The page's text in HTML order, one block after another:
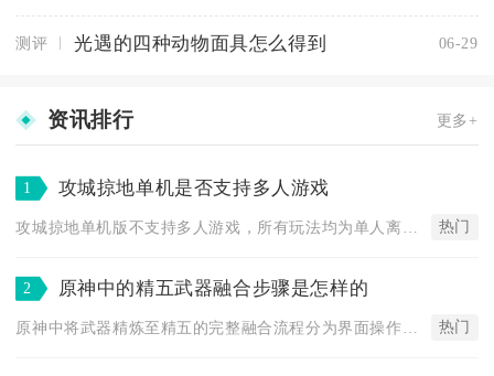
测评 光遇的四种动物面具怎么得到 06-29
资讯排行 更多+
1 攻城掠地单机是否支持多人游戏
攻城掠地单机版不支持多人游戏，所有玩法均为单人离线模式，无法... 热门
2 原神中的精五武器融合步骤是怎样的
热门